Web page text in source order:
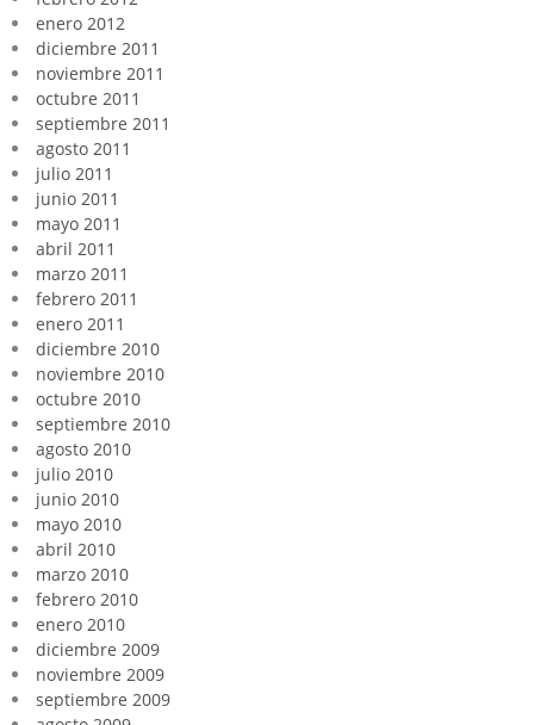
enero 2012
diciembre 2011
noviembre 2011
octubre 2011
septiembre 2011
agosto 2011
julio 2011
junio 2011
mayo 2011
abril 2011
marzo 2011
febrero 2011
enero 2011
diciembre 2010
noviembre 2010
octubre 2010
septiembre 2010
agosto 2010
julio 2010
junio 2010
mayo 2010
abril 2010
marzo 2010
febrero 2010
enero 2010
diciembre 2009
noviembre 2009
septiembre 2009